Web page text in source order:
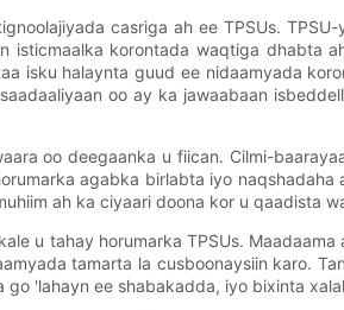
casriga ah ee TPSUs.
isticmaalka korontada waqtiga
isku halaynta guud ee nidaamyada
oo ay ka jawaabaan
oo deegaanka u fiican. Cilmi-
agabka birlabta iyo
ah ka ciyaari doona kor u qaadista
u tahay horumarka TPSUs.
tamarta la cusboonaysiin karo.
'lahayn ee shabakadda, iyo bixinta